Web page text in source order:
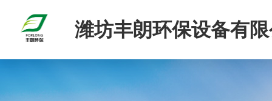
潍坊丰朗环保设备有